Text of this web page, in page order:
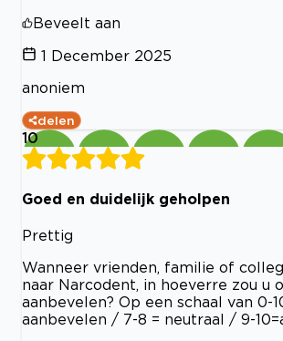
Beveelt aan
1 December 2025
anoniem
delen
10
Goed en duidelijk geholpen
Prettig
Wanneer vrienden, familie of
naar Narcodent, in hoeverre zou u
aanbevelen? Op een schaal van 0-
aanbevelen / 7-8 = neutraal / 9-